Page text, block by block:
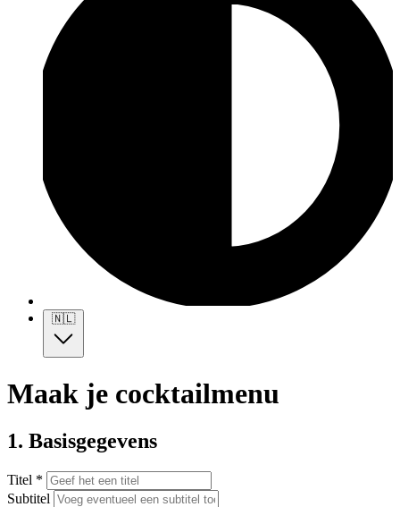
🇳🇱
Maak je cocktailmenu
1. Basisgegevens
Titel *
Subtitel